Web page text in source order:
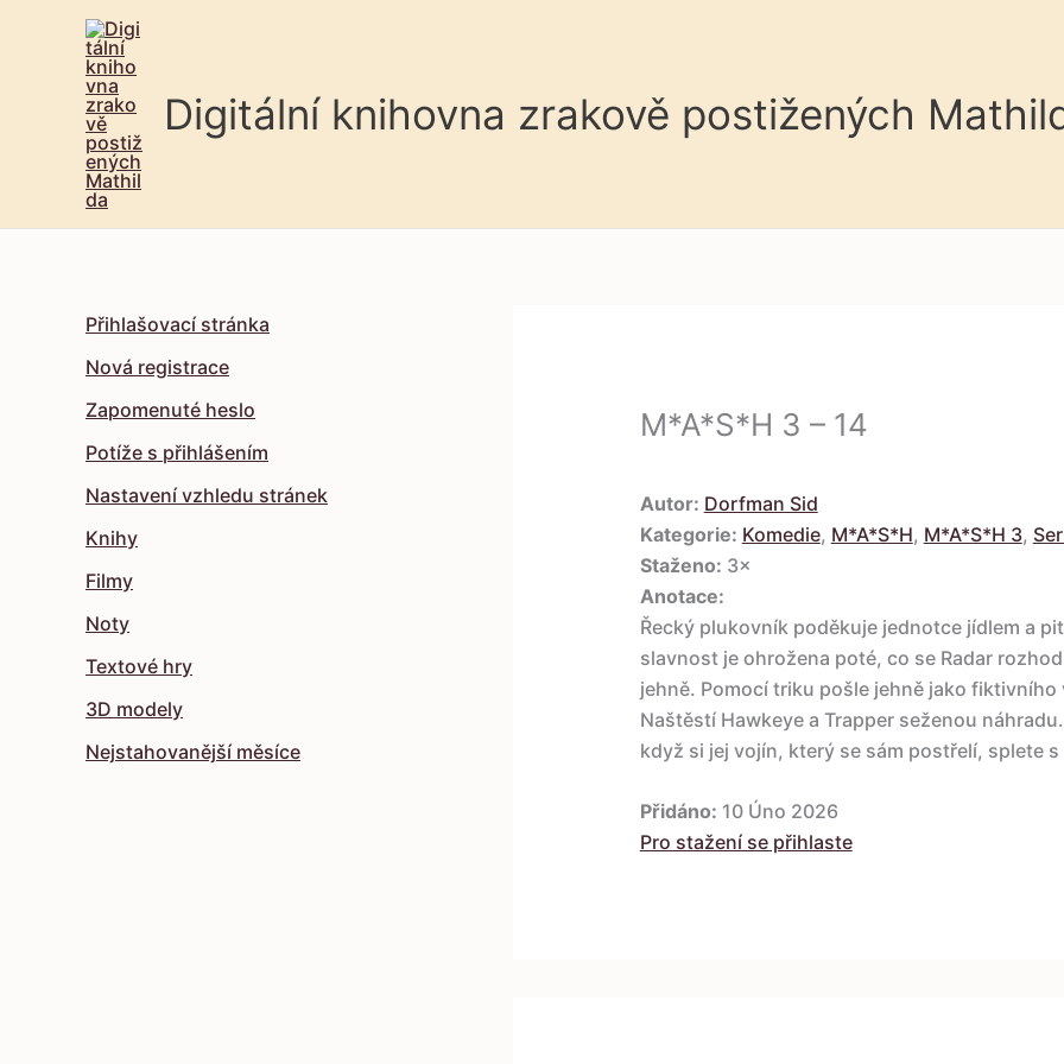
Digitální knihovna zrakově postižených
Přihlašovací stránka
Nová registrace
Zapomenuté heslo
Potíže s přihlášením
Nastavení vzhledu stránek
Knihy
Filmy
Noty
Textové hry
3D modely
Nejstahovanější měsíce
M*A*S*H 3 – 14
Autor: Dorfman Sid
Kategorie: Komedie, M*A*S*H, M*A*S*H 3,
Staženo: 3×
Anotace:
Řecký plukovník poděkuje jednotce jídlem a
slavnost je ohrožena poté, co se Radar
jehně. Pomocí triku pošle jehně jako
Naštěstí Hawkeye a Trapper seženou
když si jej vojín, který se sám postřelí, splete
Přidáno: 10 Úno 2026
Pro stažení se přihlaste